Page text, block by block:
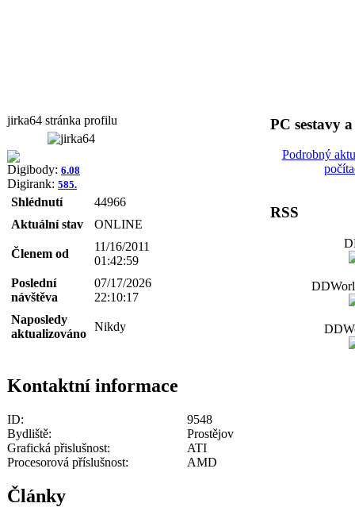
jirka64 stránka profilu
Digibody: 6.08
Digirank: 585.
Shlédnutí
44966
Aktuální stav
ONLINE
Členem od
11/16/2011
01:42:59
Poslední
návštěva
07/17/2026
22:10:17
Naposledy
aktualizováno
Nikdy
Kontaktní informace
ID:
9548
Bydliště:
Prostějov
Grafická přislušnost:
ATI
Procesorová příslušnost:
AMD
Články
PC sestavy
Podrobný
RSS